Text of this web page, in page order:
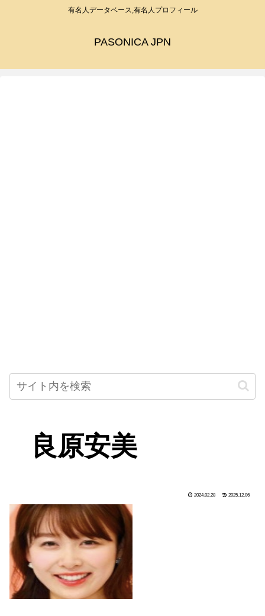
有名人データベース,有名人プロフィール
PASONICA JPN
良原安美
2024.02.28 2025.12.06